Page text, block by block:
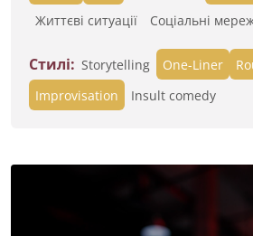
Життєві ситуації
Cоціальні
Стилі: Storytelling One-Liner
Improvisation
Insult comedy